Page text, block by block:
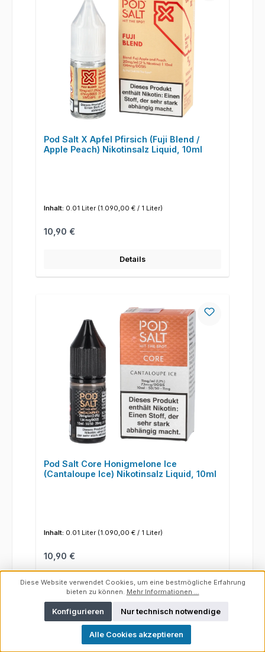
Pod Salt X Apfel Pfirsich (Fuji Blend /
Apple Peach) Nikotinsalz Liquid, 10ml
Inhalt: 0.01 Liter (1.090,00 € / 1 Liter)
Regulärer Preis:
10,90 €
Details
Pod Salt Core Honigmelone Ice
(Cantaloupe Ice) Nikotinsalz Liquid, 10ml
Inhalt: 0.01 Liter (1.090,00 € / 1 Liter)
Regulärer Preis:
10,90 €
Details
Diese Website verwendet Cookies, um eine bestmögliche Erfahrung
bieten zu können. Mehr Informationen ...
Nur technisch notwendige
Konfigurieren
Alle Cookies akzeptieren